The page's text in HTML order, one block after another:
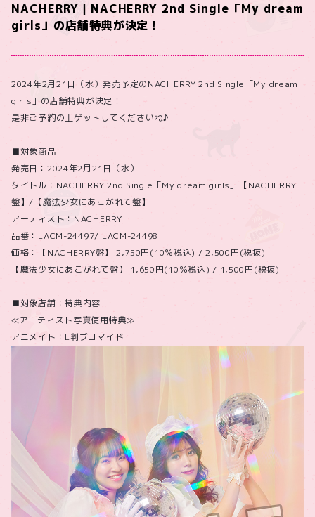
NACHERRY｜NACHERRY 2nd Single「My dream
girls」の店舗特典が決定！
2024年2月21日（水）発売予定のNACHERRY 2nd Single「My dream
girls」の店舗特典が決定！
是非ご予約の上ゲットしてくださいね♪
■対象商品
発売日：2024年2月21日（水）
タイトル：NACHERRY 2nd Single「My dream girls」【NACHERRY
盤】/【魔法少女にあこがれて盤】
アーティスト：NACHERRY
品番：LACM-24497/ LACM-24498
価格：【NACHERRY盤】 2,750円(10％税込) / 2,500円(税抜)
【魔法少女にあこがれて盤】 1,650円(10％税込) / 1,500円(税抜)
■対象店舗：特典内容
≪アーティスト写真使用特典≫
アニメイト：L判ブロマイド